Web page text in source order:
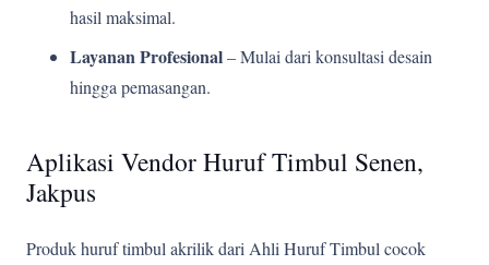
hasil maksimal.
Layanan Profesional– Mulai dari konsultasi desain
hingga pemasangan.
Aplikasi Vendor Huruf Timbul Senen,
Jakpus
Produk huruf timbul akrilik dari Ahli Huruf Timbul cocok